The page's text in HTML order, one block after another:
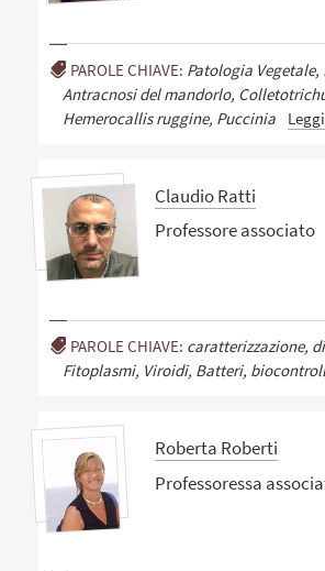
PAROLE CHIAVE: Patologia
Antracnosi del mandorlo,
Hemerocallis ruggine, Puccinia
Claudio Ratti
Professore associato
PAROLE CHIAVE: caratterizzazione,
Fitoplasmi, Viroidi, Batteri,
Roberta Roberti
Professoressa